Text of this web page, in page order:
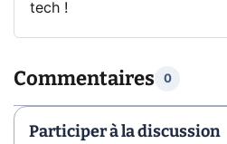
tech !
Commentaires 0
Participer à la discussion